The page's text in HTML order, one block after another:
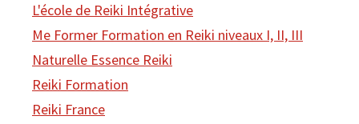
L'école de Reiki Intégrative
Me Former Formation en Reiki niveaux I, II, III
Naturelle Essence Reiki
Reiki Formation
Reiki France